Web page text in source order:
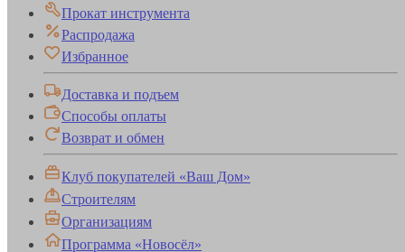
Прокат инструмента
Распродажа
Избранное
Доставка и подъем
Способы оплаты
Возврат и обмен
Клуб покупателей «Ваш Дом»
Строителям
Организациям
Программа «Новосёл»